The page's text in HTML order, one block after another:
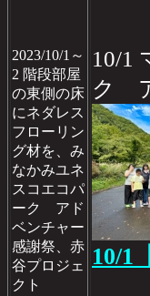
2023/10/1～
2 階段部屋
の東側の床
にネダレス
フローリン
グ材を、み
なかみユネ
スコエコパ
ーク アド
ベンチャー
感謝祭、赤
谷プロジェ
クト
10/1
ク
10/1